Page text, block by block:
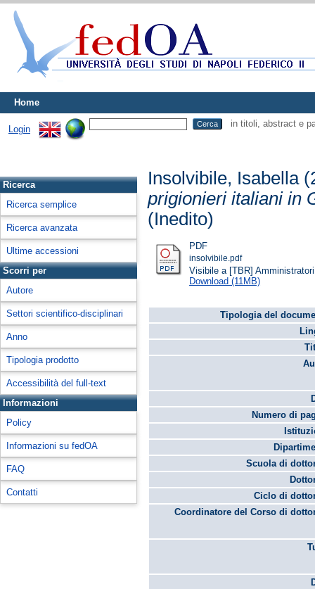
Home
Login
in titoli, abstract e
Ricerca
Ricerca semplice
Ricerca avanzata
Ultime accessioni
Scorri per
Autore
Settori scientifico-disciplinari
Anno
Tipologia prodotto
Accessibilità del full-text
Informazioni
Policy
Informazioni su fedOA
FAQ
Contatti
Insolvibile, Isabella
prigionieri italiani in
(Inedito)
PDF
insolvibile.pdf
Visibile a [TBR]
Download (11MB)
Tipologia del
Numero di
Scuola di
Ciclo di
Coordinatore del Corso di